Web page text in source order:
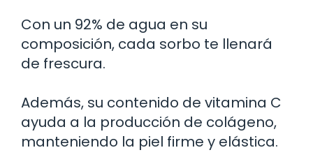
Con un 92% de agua en su
composición, cada sorbo te llenará
de frescura.
Además, su contenido de vitamina C
ayuda a la producción de colágeno,
manteniendo la piel firme y elástica.